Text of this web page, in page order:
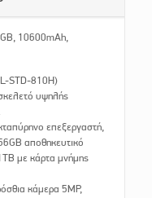
10600mAh,
STD-810H)
υψηλής
επεξεργαστή,
αποθηκευτικό
με κάρτα μνήμης
κάμερα 5MP,